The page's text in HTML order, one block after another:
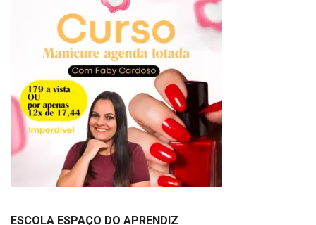
ESCOLA ESPAÇO DO APRENDIZ